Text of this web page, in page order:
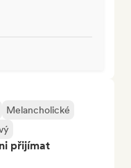
Melancholické
přijímat